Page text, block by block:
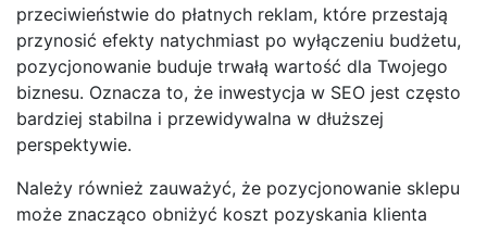
przeciwieństwie do płatnych reklam, które przestają
przynosić efekty natychmiast po wyłączeniu budżetu,
pozycjonowanie buduje trwałą wartość dla Twojego
biznesu. Oznacza to, że inwestycja w SEO jest często
bardziej stabilna i przewidywalna w dłuższej
perspektywie.
Należy również zauważyć, że pozycjonowanie sklepu
może znacząco obniżyć koszt pozyskania klienta